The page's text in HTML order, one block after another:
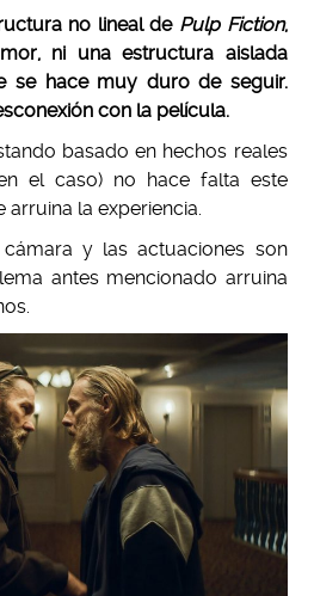
no lineal de Pulp Fiction,
ni una estructura aislada
se hace muy duro de seguir.
con la película.
basado en hechos reales
el caso) no hace falta este
la experiencia.
y las actuaciones son
antes mencionado arruina